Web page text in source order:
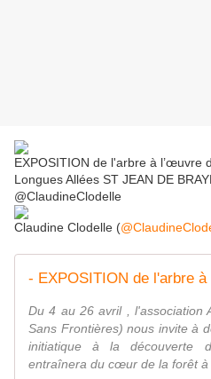
EXPOSITION de l'arbre à l’œuvre
Longues Allées ST JEAN DE
@ClaudineClodelle
Claudine Clodelle (
Du 4 au 26 avril , l'association
Sans Frontières) nous invite à
initiatique à la découverte
entraînera du cœur de la forêt à